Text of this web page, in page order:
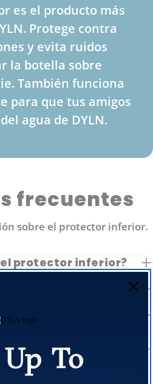
es el producto más
Protege contra
y evita ruidos
la botella sobre
También funciona
para que tus amigos
agua de DYLN.
frecuentes
sobre el protector inferior.
el protector inferior?
se abolle?
como cuenco
To